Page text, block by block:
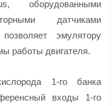
оборудованными
датчиками
эмулятору
работы двигателя.
1-го банка
входы 1-го